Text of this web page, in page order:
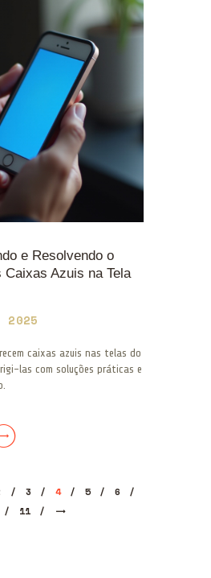
e Resolvendo o
Caixas Azuis na Tela
2025
caixas azuis nas telas do
las com soluções práticas e
PAGE
3 PAGE
4 PAGE
5 PAGE
6
PAGE
11